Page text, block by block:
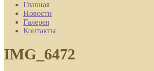
Главная
Новости
Галерея
Контакты
IMG_6472